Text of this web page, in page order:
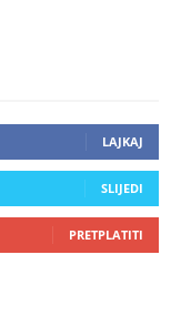
LAJKAJ
SLIJEDI
PRETPLATITI